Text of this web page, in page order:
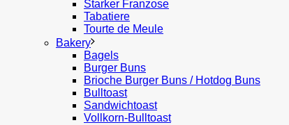
Starker Franzose
Tabatiere
Tourte de Meule
Bakery
Bagels
Burger Buns
Brioche Burger Buns / Hotdog Buns
Bulltoast
Sandwichtoast
Vollkorn-Bulltoast